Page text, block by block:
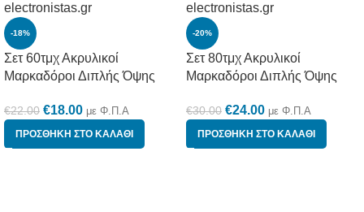
-18%
Σετ 60τμχ Ακρυλικοί
Μαρκαδόροι Διπλής Όψης
€22.00 €18.00 με Φ.Π.Α
ΠΡΟΣΘΉΚΗ ΣΤΟ ΚΑΛΆΘΙ
-20%
Σετ 80τμχ Ακρυλικοί
Μαρκαδόροι Διπλής Όψης
€30.00 €24.00 με Φ.Π.Α
ΠΡΟΣΘΉΚΗ ΣΤΟ ΚΑΛΆΘΙ